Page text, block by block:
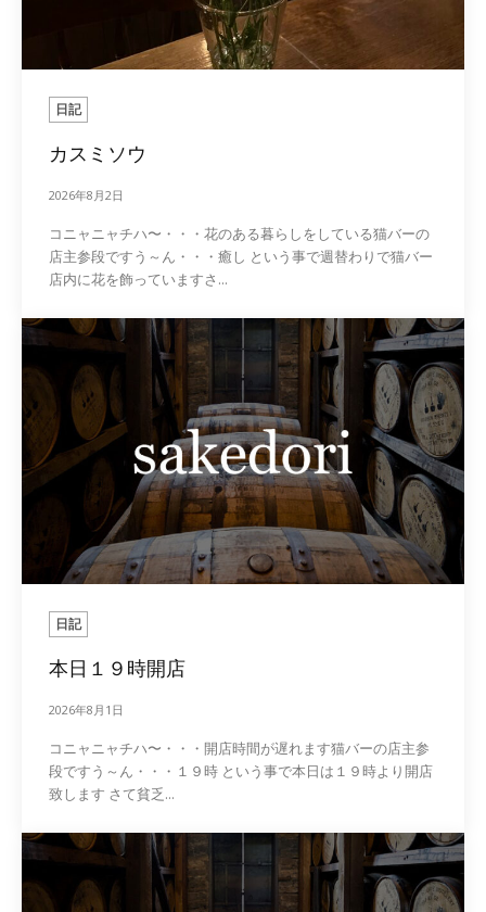
日記
カスミソウ
2026年8月2日
コニャニャチハ〜・・・花のある暮らしをしている猫バーの
店主参段ですう～ん・・・癒し という事で週替わりで猫バー
店内に花を飾っていますさ...
日記
本日１９時開店
2026年8月1日
コニャニャチハ〜・・・開店時間が遅れます猫バーの店主参
段ですう～ん・・・１９時 という事で本日は１９時より開店
致します さて貧乏...